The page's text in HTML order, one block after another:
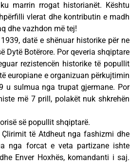
marrin rrogat historianët. Kështu
vlerat dhe kontributin e madh
dhe vazhdon më tej!
datë e shënuar historike për ne
Dytë Botërore. Por qeveria shqiptare
rezistencën historike të popullit
europiane e organizuan përkujtimin
u sulmua nga trupat gjermane. Por
më 7 prill, polakët nuk shkrehën
së popullit shqiptarë.
të Atdheut nga fashizmi dhe
nga forcat e veta partizane ishte
Enver Hoxhës, komandanti i saj.